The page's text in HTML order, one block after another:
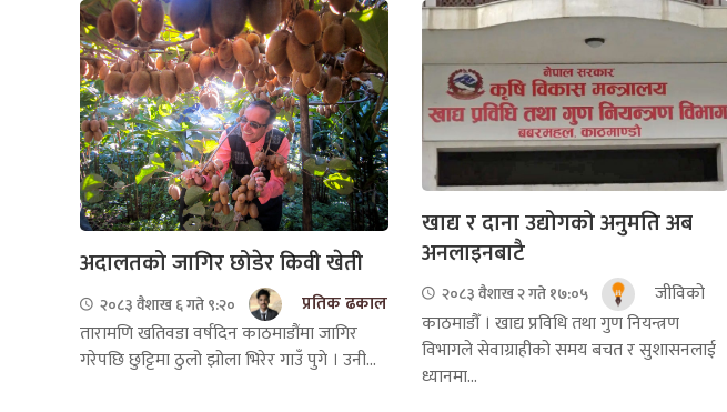
अदालतको जागिर छोडेर किवी खेती
२०८३ वैशाख ६ गते ९:२०
प्रतिक ढकाल
तारामणि खतिवडा वर्षदिन काठमाडौंमा जागिर
गरेपछि छुट्टिमा ठुलो झोला भिरेर गाउँ पुगे । उनी...
खाद्य र दाना उद्योगको अनुमति अब
अनलाइनबाटै
२०८३ वैशाख २ गते १७:०५
जीविको
काठमाडौँ । खाद्य प्रविधि तथा गुण नियन्त्रण
विभागले सेवाग्राहीको समय बचत र सुशासनलाई
ध्यानमा...